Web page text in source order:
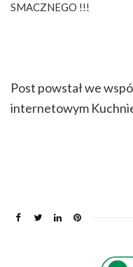
SMACZNEGO !!!
Post powstał we
internetowym